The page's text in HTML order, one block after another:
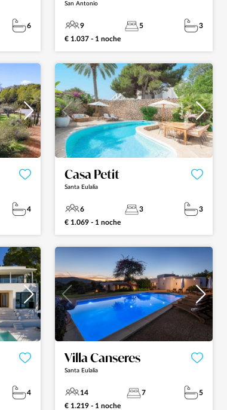
6
San Antonio
9 5
3
€ 1.037 - 1 noche
4
Casa Petit
Santa Eulalia
6 3
3
€ 1.069 - 1 noche
4
Villa Canseres
Santa Eulalia
14 7
5
€ 1.219 - 1 noche